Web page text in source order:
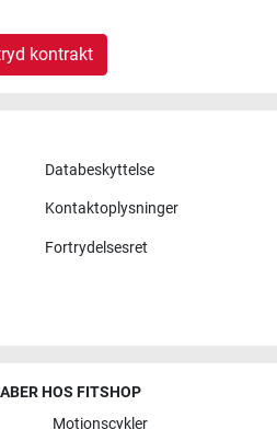
kontrakt
Databeskyttelse
Kontaktoplysninger
Fortrydelsesret
HOS FITSHOP
Motionscykler